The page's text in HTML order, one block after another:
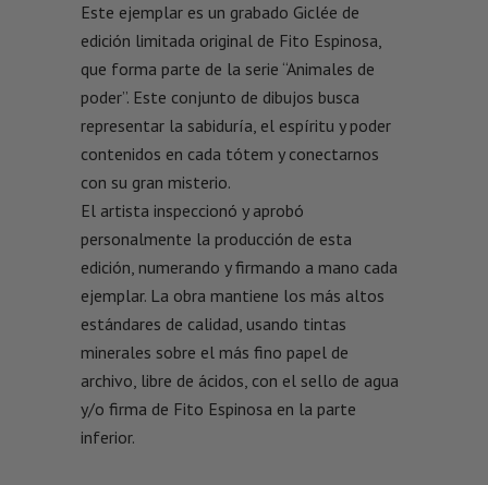
Este ejemplar es un grabado Giclée de
edición limitada original de Fito Espinosa,
que forma parte de la serie “Animales de
poder”. Este conjunto de dibujos busca
representar la sabiduría, el espíritu y poder
contenidos en cada tótem y conectarnos
con su gran misterio.
El artista inspeccionó y aprobó
personalmente la producción de esta
edición, numerando y firmando a mano cada
ejemplar. La obra mantiene los más altos
estándares de calidad, usando tintas
minerales sobre el más fino papel de
archivo, libre de ácidos, con el sello de agua
y/o firma de Fito Espinosa en la parte
inferior.